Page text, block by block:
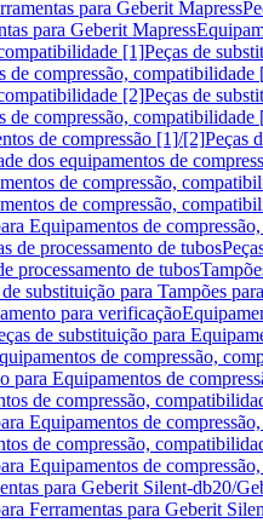
para Geberit Mapress
para Geberit Mapress
[1]Peças de
de compressão, compatibilidade
[2]Peças de
de compressão, compatibilidade
de compressão [1]/[2]Peças
dos equipamentos de
de compressão,
de compressão,
Equipamentos de
de processamento de tubos
processamento de tubos
de substituição para Tampões
para verificação
de substituição para
de compressão,
para Equipamentos de
de compressão,
Equipamentos de
de compressão,
Equipamentos de
para Geberit Silent-db20/
Ferramentas para Geberit